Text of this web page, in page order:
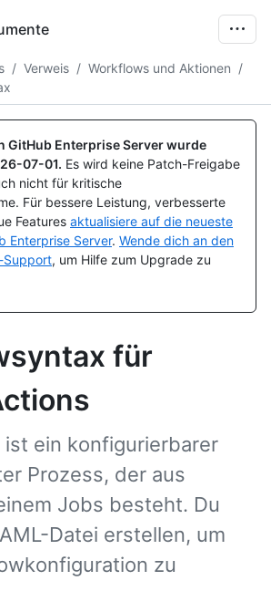
/ Verweis / Workflows und Aktionen /
GitHub Enterprise Server wurde
07-01. Es wird keine Patch-Freigabe
nicht für kritische
Für bessere Leistung, verbesserte
Features aktualisiere auf die neueste
Enterprise Server. Wende dich an den
Support, um Hilfe zum Upgrade zu
für
ist ein konfigurierbarer
Prozess, der aus
Jobs besteht. Du
Datei erstellen, um
zu